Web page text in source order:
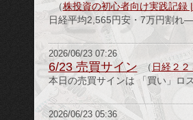
（株投資の初心者向け実践記録
日経平均2,565円安・7万円割
2026/06/23 07:26
6/23 売買サイン （日経２
本日の売買サインは 「買い」ロ
2026/06/23 05:36